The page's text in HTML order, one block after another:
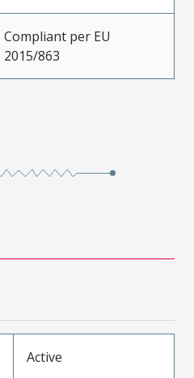
Compliant per EU
2015/863
Active